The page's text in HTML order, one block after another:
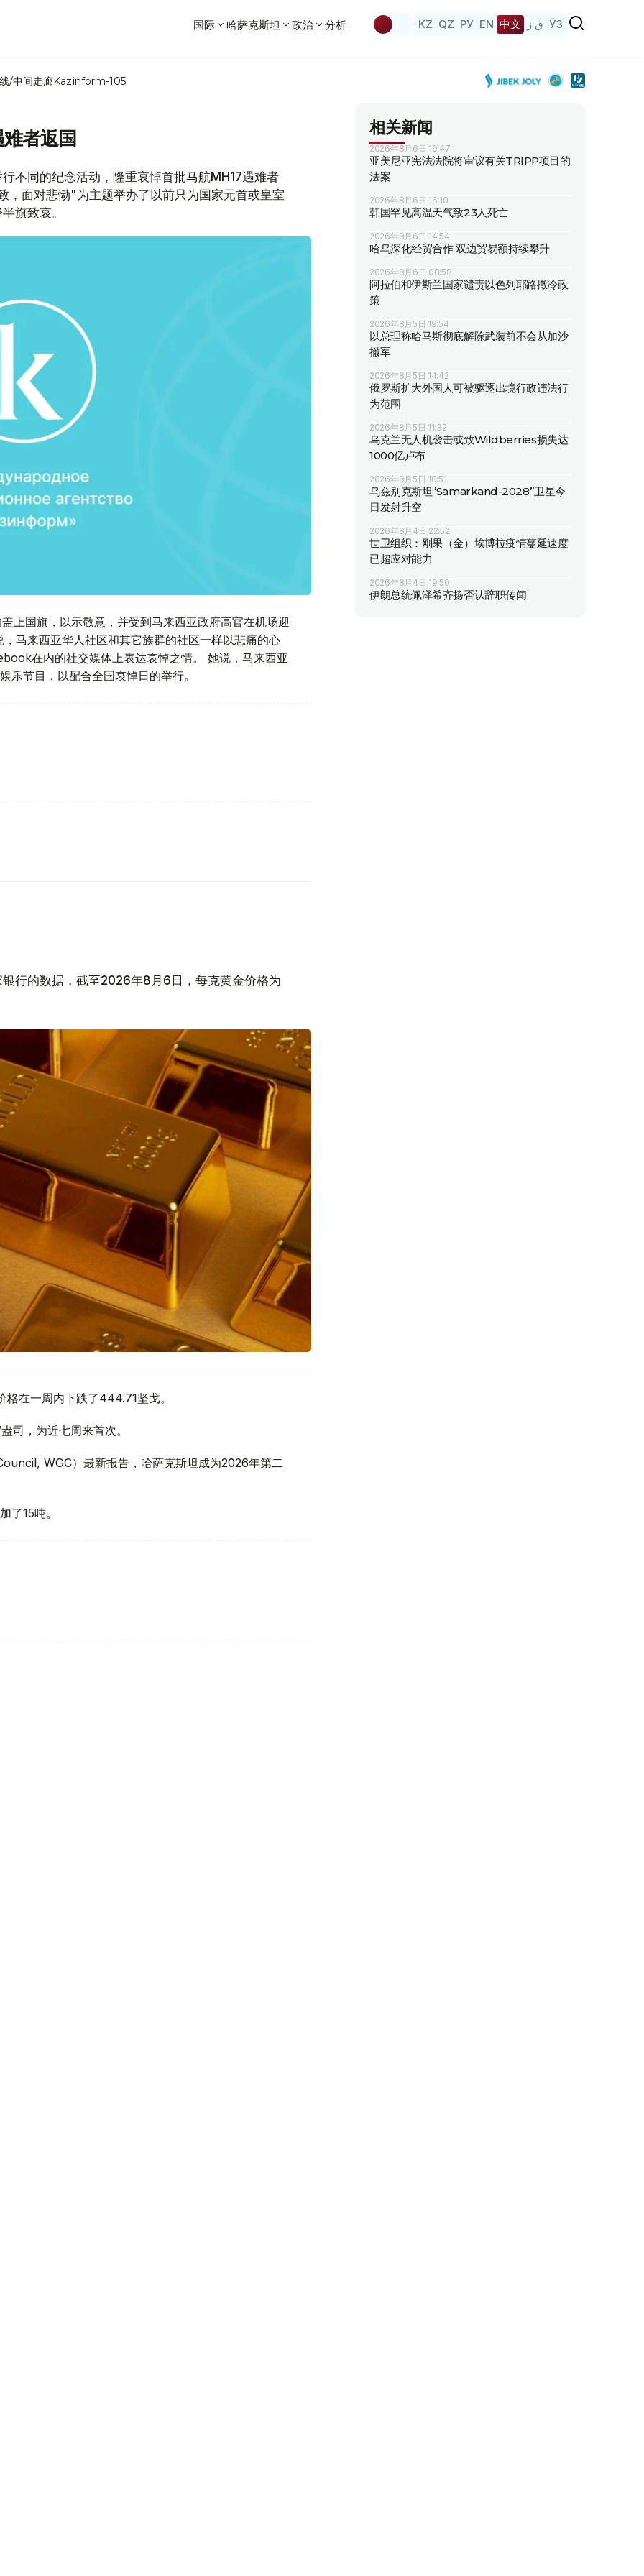
国际 哈萨克斯坦 政治 分析 KZ QZ РУ EN 中文 ق ز ЎЗ
/中间走廊Kazinform-105
者返国
不同的纪念活动，隆重哀悼首批马航MH17遇难者
，面对悲恸"为主题举办了以前只为国家元首或皇室
旗致哀。
上国旗，以示敬意，并受到马来西亚政府高官在机场迎
马来西亚华人社区和其它族群的社区一样以悲痛的心
在内的社交媒体上表达哀悼之情。 她说，马来西亚
乐节目，以配合全国哀悼日的举行。
银行的数据，截至2026年8月6日，每克黄金价格为
在一周内下跌了444.71坚戈。
司，为近七周来首次。
WGC）最新报告，哈萨克斯坦成为2026年第二
了15吨。
相关新闻
2026年8月6日 19:47
亚美尼亚宪法法院将审议有关TRIPP项目的
法案
2026年8月6日 16:10
韩国罕见高温天气致23人死亡
2026年8月6日 14:54
哈乌深化经贸合作 双边贸易额持续攀升
2026年8月6日 08:58
阿拉伯和伊斯兰国家谴责以色列耶路撒冷政
策
2026年8月5日 19:54
以总理称哈马斯彻底解除武装前不会从加沙
撤军
2026年8月5日 14:42
俄罗斯扩大外国人可被驱逐出境行政违法行
为范围
2026年8月5日 11:32
乌克兰无人机袭击或致Wildberries损失达
1000亿卢布
2026年8月5日 10:51
乌兹别克斯坦“Samarkand-2028”卫星今
日发射升空
2026年8月4日 22:52
世卫组织：刚果（金）埃博拉疫情蔓延速度
已超应对能力
2026年8月4日 19:50
伊朗总统佩泽希齐扬否认辞职传闻